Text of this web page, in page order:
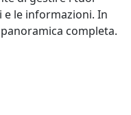
e le informazioni. In
completa.